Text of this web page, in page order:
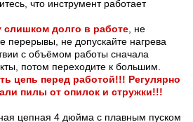
что инструмент работает
слишком долго в работе , не
перерывы, не допускайте нагрева
с объёмом работы сначала
потом переходите к большим.
цепь перед работой!!! Регулярно
пилы от опилок и стружки!!!
цепная 4 дюйма с плавным пуском